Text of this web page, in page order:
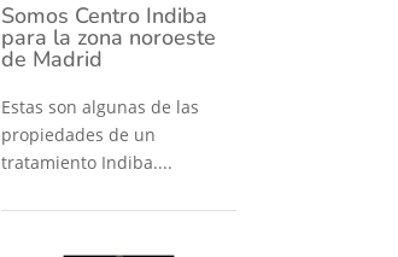
Somos Centro Indiba
para la zona noroeste
de Madrid
Estas son algunas de las
propiedades de un
tratamiento Indiba....